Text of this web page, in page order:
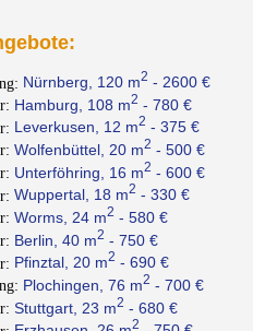
Nürnberg, 120 m2 - 2600 €
Hamburg, 108 m2 - 780 €
Leverkusen, 12 m2 - 375 €
Wolfenbüttel, 20 m2 - 500 €
Unterföhring, 16 m2 - 600 €
Wuppertal, 18 m2 - 330 €
Worms, 24 m2 - 580 €
Berlin, 40 m2 - 750 €
Pfinztal, 20 m2 - 690 €
Plochingen, 76 m2 - 700 €
Stuttgart, 23 m2 - 680 €
2